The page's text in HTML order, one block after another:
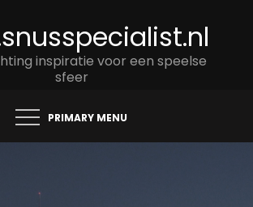
inspiratie voor een speelse
sfeer
PRIMARY MENU